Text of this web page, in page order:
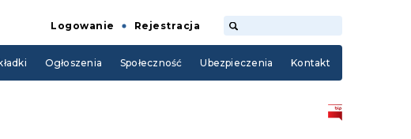
Logowanie Rejestracja
Ogłoszenia Społeczność Ubezpieczenia Kontakt